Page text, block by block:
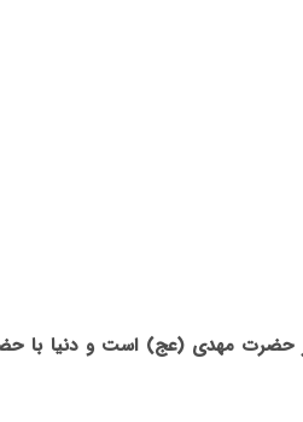
حضرت مهدی (عج) است و دنیا با